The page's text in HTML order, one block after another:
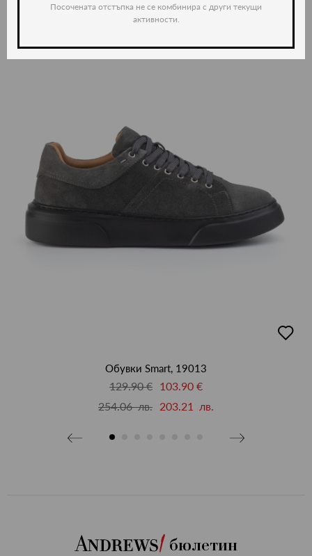
в
Обувки Smart, 19013
129.90 € 103.90 €
254.06 лв. 203.21 лв.
бюлетин
Посочената отстъпка не се комбинира с други текущи
активности.